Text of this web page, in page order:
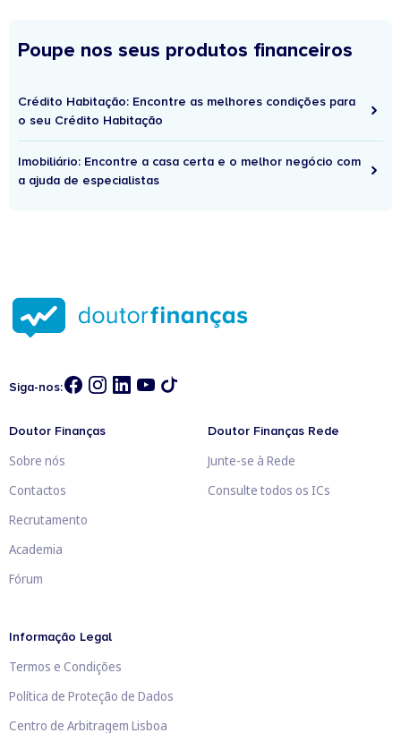
Poupe nos seus produtos financeiros
Crédito Habitação: Encontre as melhores condições para
o seu Crédito Habitação
Imobiliário: Encontre a casa certa e o melhor negócio com
a ajuda de especialistas
Siga-nos:
Doutor Finanças
Sobre nós
Contactos
Recrutamento
Academia
Fórum
Doutor Finanças Rede
Junte-se à Rede
Consulte todos os ICs
Informação Legal
Termos e Condições
Política de Proteção de Dados
Centro de Arbitragem Lisboa